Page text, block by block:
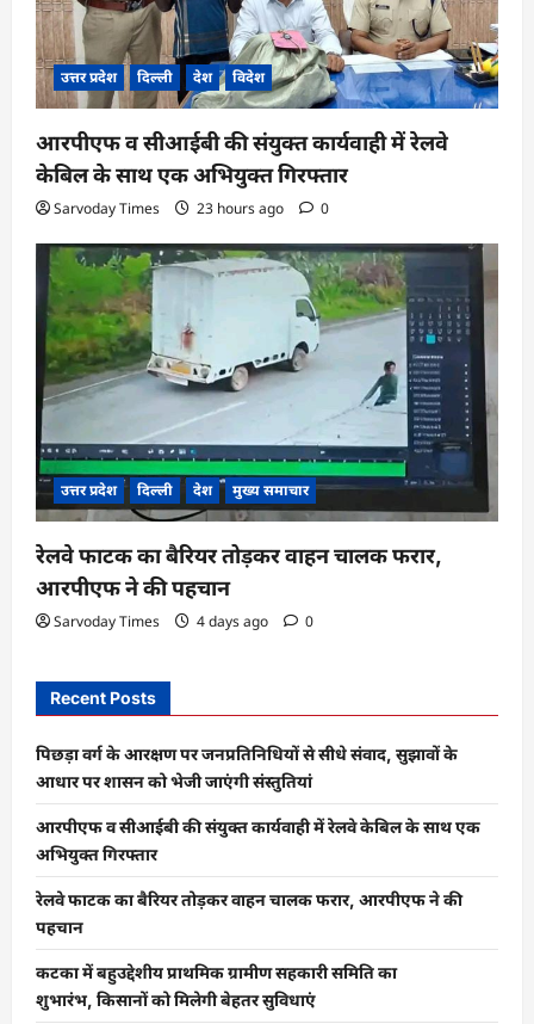
उत्तर प्रदेश दिल्ली देश विदेश
आरपीएफ व सीआईबी की संयुक्त कार्यवाही में रेलवे
केबिल के साथ एक अभियुक्त गिरफ्तार
Sarvoday Times 23 hours ago 0
उत्तर प्रदेश दिल्ली देश मुख्य समाचार
रेलवे फाटक का बैरियर तोड़कर वाहन चालक फरार,
आरपीएफ ने की पहचान
Sarvoday Times 4 days ago 0
Recent Posts
पिछड़ा वर्ग के आरक्षण पर जनप्रतिनिधियों से सीधे संवाद, सुझावों के
आधार पर शासन को भेजी जाएंगी संस्तुतियां
आरपीएफ व सीआईबी की संयुक्त कार्यवाही में रेलवे केबिल के साथ एक
अभियुक्त गिरफ्तार
रेलवे फाटक का बैरियर तोड़कर वाहन चालक फरार, आरपीएफ ने की
पहचान
कटका में बहुउद्देशीय प्राथमिक ग्रामीण सहकारी समिति का
शुभारंभ, किसानों को मिलेगी बेहतर सुविधाएं